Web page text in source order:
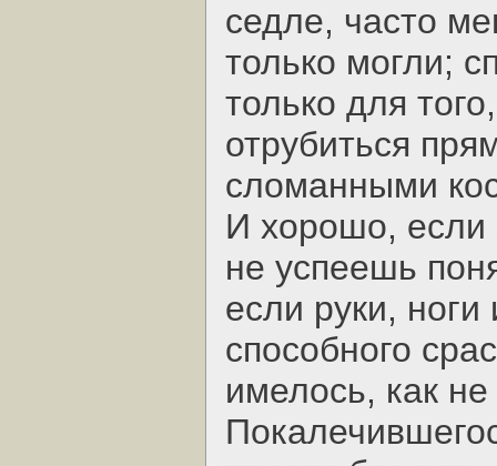
седле, часто
только могли;
только для
отрубиться
сломанными
И хорошо, если
не успеешь
если руки,
способного
имелось, как